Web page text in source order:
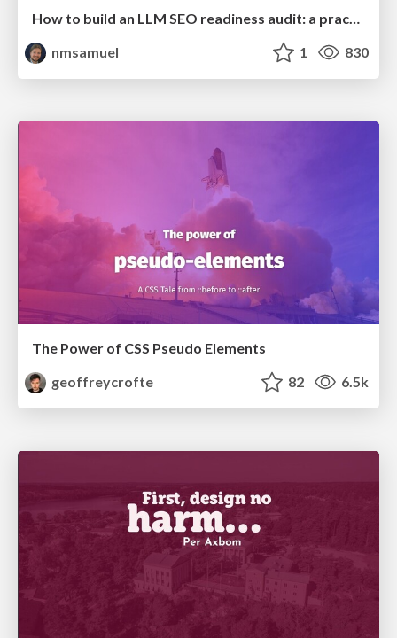
nmsamuel
1 830
The Power of CSS Pseudo Elements
geoffreycrofte
82 6.5k